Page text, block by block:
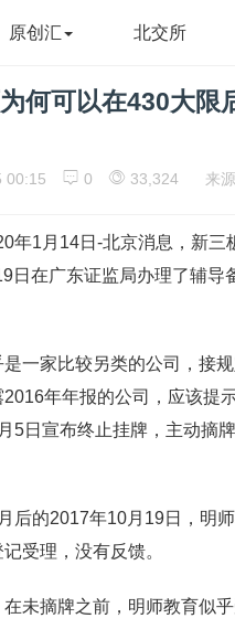
原创汇 北交所
何可以在430大限
00:15 0 33,324 来
年1月14日-北京消息，新
日在广东证监局办理了辅
是一家比较另类的公司，接
2016年年报的公司，应该提
5日宣布终止挂牌，主动摘
后的2017年10月19日，明
受理，没有反馈。
未摘牌之前，明师教育似